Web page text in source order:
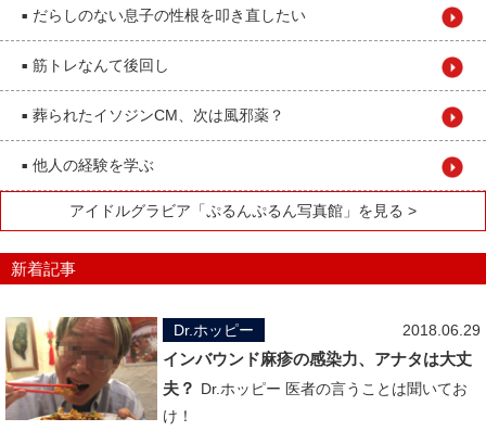
■ だらしのない息子の性根を叩き直したい
■ 筋トレなんて後回し
■ 葬られたイソジンCM、次は風邪薬？
■ 他人の経験を学ぶ
アイドルグラビア「ぷるんぷるん写真館」を見る >
新着記事
2018.06.29
Dr.ホッピー
インバウンド麻疹の感染力、アナタは大丈
夫？ Dr.ホッピー 医者の言うことは聞いてお
け！